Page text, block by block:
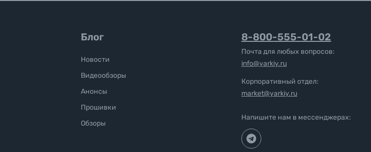
Блог
Новости
Видеообзоры
Анонсы
Прошивки
Обзоры
8-800-555-01-02
Почта для любых вопросов:
info@yarkiy.ru
Корпоративный отдел:
market@yarkiy.ru
Напишите нам в мессенджерах: